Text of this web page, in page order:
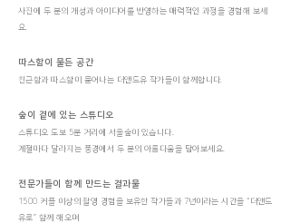
사진에 두 분의 개성과 아이디어를 반영하는 매력적인 과정을 경험해 보세
요.
따스함이 물든 공간
친근함과 따스함이 묻어나는 더앤드유 작가들이 함께합니다.
숲이 곁에 있는 스튜디오
스튜디오 도보 5분 거리에 서울숲이 있습니다.
계절마다 달라지는 풍경에서 두 분의 아름다움을 담아보세요.
전문가들이 함께 만드는 결과물
1500 커플 이상의 촬영 경험을 보유한 작가들과 7년이라는 시간을 “더앤드
유로” 함께 해오며